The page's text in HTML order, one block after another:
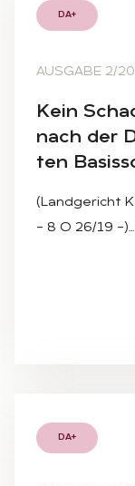
DA+
AUSGABE 2/
Kein
nach der
ten
(Landgericht
– 8 O 26/19 –)…
DA+